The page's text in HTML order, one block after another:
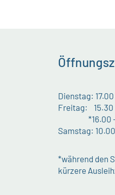
Dienstag:
Freitag: 15.30
*16.00 –
Samstag:
*während den
kürzere